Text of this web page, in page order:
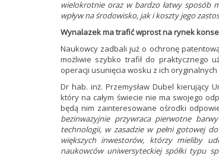
wielokrotnie oraz w bardzo łatwy sposób
wpływ na środowisko, jak i koszty jego
Wynalazek ma trafić wprost na rynek
Naukowcy zadbali już o ochronę
możliwie szybko trafił do praktycznego
operacji usunięcia wosku z ich oryginalnych
Dr hab. inż. Przemysław Dubel kierujący
który na całym świecie nie ma swojego
będą nim zainteresowane ośrodki
bezinwazyjnie przywraca pierwotne
technologii, w zasadzie w pełni gotowej
większych inwestorów, którzy mieliby
naukowców uniwersyteckiej spółki typu